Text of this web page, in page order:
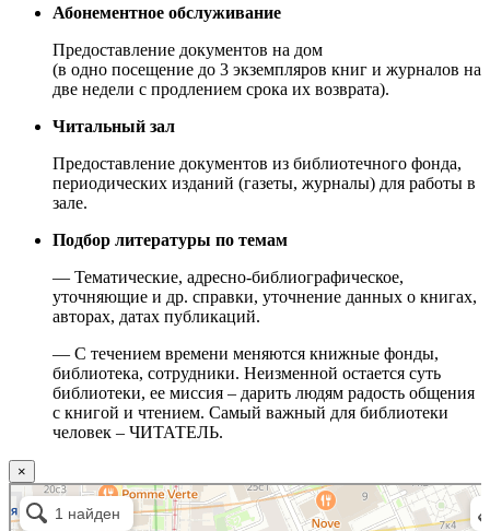
Абонементное обслуживание
Предоставление документов на дом
(в одно посещение до 3 экземпляров книг и журналов на
две недели с продлением срока их возврата).
Читальный зал
Предоставление документов из библиотечного фонда,
периодических изданий (газеты, журналы) для работы в
зале.
Подбор литературы по темам
— Тематические, адресно-библиографическое,
уточняющие и др. справки, уточнение данных о книгах,
авторах, датах публикаций.
— С течением времени меняются книжные фонды,
библиотека, сотрудники. Неизменной остается суть
библиотеки, ее миссия – дарить людям радость общения
с книгой и чтением. Самый важный для библиотеки
человек – ЧИТАТЕЛЬ.
×
Москва
Малый Татарский переулок, 8 на карте Москвы, ближайшее метро Новокузнецкая —
Яндекс.Карты